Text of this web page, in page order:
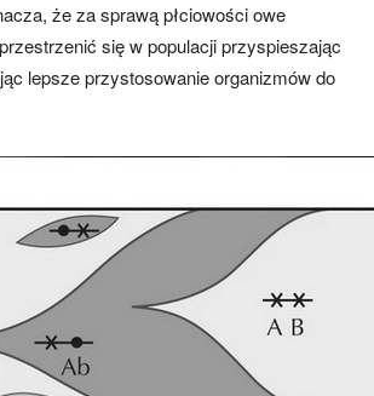
że za sprawą płciowości owe
się w populacji przyspieszając
lepsze przystosowanie organizmów do